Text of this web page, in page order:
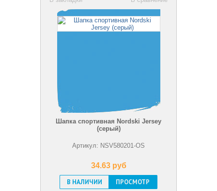
Шапка спортивная Nordski Jersey
(серый)
Артикул: NSV580201-OS
34.63 pуб
В НАЛИЧИИ
ПРОСМОТР